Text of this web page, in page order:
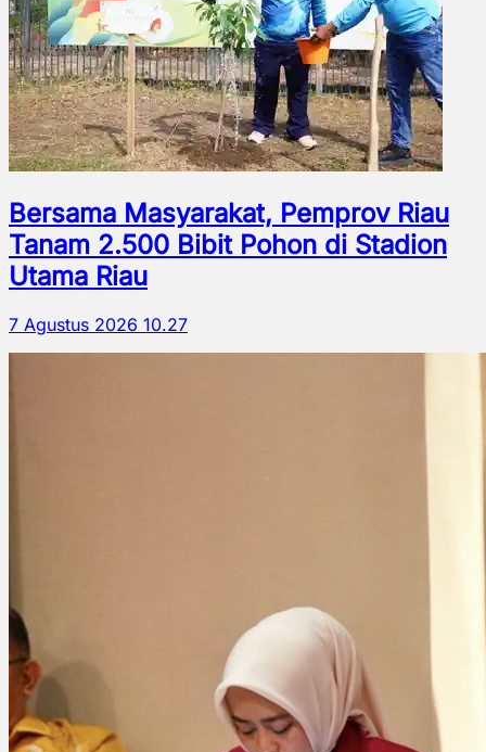
Bersama Masyarakat, Pemprov Riau
Tanam 2.500 Bibit Pohon di Stadion
Utama Riau
7 Agustus 2026 10.27